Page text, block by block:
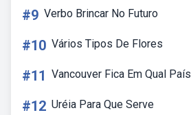
#9 Verbo Brincar No Futuro
#10 Vários Tipos De Flores
#11 Vancouver Fica Em Qual País
#12 Uréia Para Que Serve